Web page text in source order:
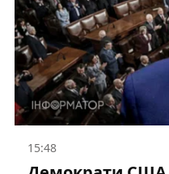
15:48